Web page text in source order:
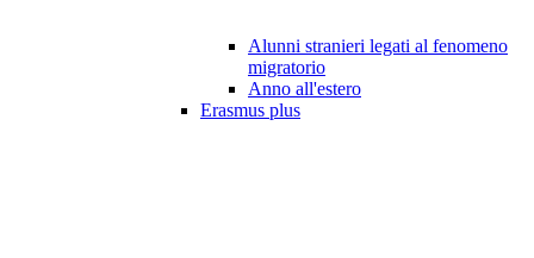
Alunni stranieri legati al fenomeno
migratorio
Anno all'estero
Erasmus plus